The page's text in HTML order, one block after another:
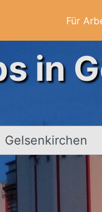
Für
in
Ort, Stadt